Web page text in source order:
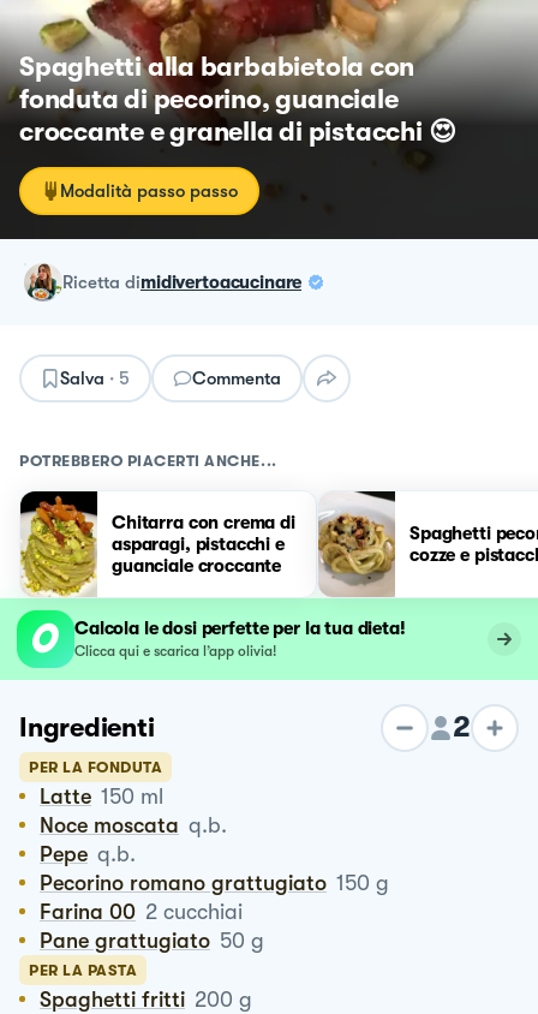
Spaghetti alla barbabietola con
fonduta di pecorino, guanciale
croccante e granella di pistacchi 😍
Modalità passo passo
ricetta dimidivertoacucinare
Salva · 5 Commenta
POTREBBERO PIACERTI ANCHE...
Chitarra con crema di
asparagi, pistacchi e
guanciale croccante
Spaghetti
cozze e
Calcola le dosi perfette per la tua dieta!
Clicca qui e scarica l’app olivia!
Ingredienti 2
PER LA FONDUTA
Latte 150 ml
Noce moscata q.b.
Pepe q.b.
Pecorino romano grattugiato 150 g
Farina 00 2 cucchiai
Pane grattugiato 50 g
PER LA PASTA
Spaghetti fritti 200 g